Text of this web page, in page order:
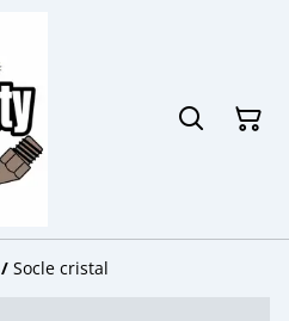
/ Socle cristal